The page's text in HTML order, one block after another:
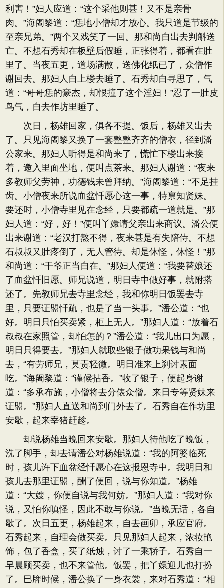
利害！”妇人应道：“这个采他则甚！又不是亲骨
肉。”海阇黎道：“恁地小僧却才放心。我只道是节级的
至亲兄弟。”两个又戏笑了一回。那和尚自出去判斛送
亡。不想石秀却在板壁后假睡，正张得着，都看在肚
里了。当夜五更，道场满散，送佛化纸已了，众僧作
谢回去。那妇人自上楼去睡了。石秀却自寻思了，气
道：“哥哥恁的豪杰，却恨撞了这个淫妇！”忍了一肚皮
鸟气，自去作坊里睡了。
次日，杨雄回家，俱各不提。饭后，杨雄又出去
了。只见海阇黎又换了一套整整齐齐的僧衣，径到潘
公家来。那妇人听得是和尚来了，慌忙下楼出来接
着，邀入里面坐地，便叫点茶来。那妇人谢道：“夜来
多教师父劳神，功德钱未曾拜纳。”海阇黎道：“不足挂
齿。小僧夜来所说血盆忏愿心这一事，特禀知贤妹。
要还时，小僧寺里见在念经，只要都疏一道就是。”那
妇人道：“好，好！”便叫丫嬛请父亲出来商议。潘公便
出来谢道：“老汉打熬不得，夜来甚是有失陪侍。不想
石叔叔又肚疼倒了，无人管待。却是休怪，休怪！”那
和尚道：“干爷正当自在。”那妇人便道：“我要替娘还
了血盆忏旧愿。师兄说道，明日寺中做好事，就附搭
还了。先教师兄去寺里念经，我和你明日饭罢去寺
里，只要证盟忏疏，也是了当一头事。”潘公道：“也
好。明日只怕买卖紧，柜上无人。”那妇人道：“放着石
叔叔在家照管，却怕怎的？”潘公道：“我儿出口为愿，
明日只得要去。”那妇人就取些银子做功果钱与和尚
去，“有劳师兄，莫责轻微。明日准来上刹讨素面
吃。”海阇黎道：“谨候拈香。”收了银子，便起身谢
道：“多承布施，小僧将去分俵众僧。来日专等贤妹来
证盟。”那妇人直送和尚到门外去了。石秀自在作坊里
安歇，起来宰猪赶趁。
却说杨雄当晚回来安歇。那妇人待他吃了晚饭，
洗了脚手，却去请潘公对杨雄说道：“我的阿婆临死
时，孩儿许下血盆经忏愿心在这报恩寺中。我明日和
孩儿去那里证盟，酬了便回，说与你知道。”杨雄
道：“大嫂，你便自说与我何妨。”那妇人道：“我对你
说，又怕你嗔怪，因此不敢与你说。”当晚无话，各自
歇了。次日五更，杨雄起来，自去画卯，承应官府。
石秀起来，自理会做买卖。只见那妇人起来，浓妆艳
饰，包了香盒，买了纸烛，讨了一乘轿子。石秀自一
早晨顾买卖，也不来管他。饭罢，把丫嬛迎儿也打扮
了。巳牌时候，潘公换了一身衣裳，来对石秀道：“相